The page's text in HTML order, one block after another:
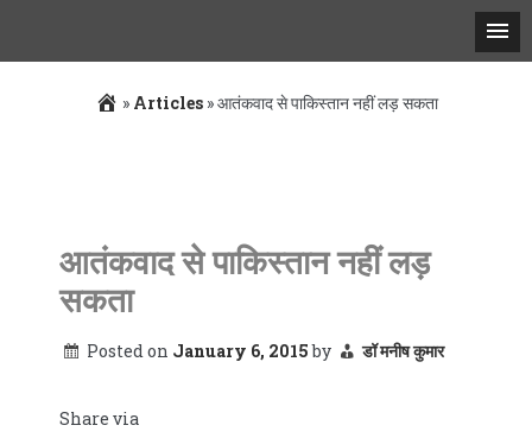
» Articles»आतंकवाद से पाकिस्तान नहीं लड़ सकता
आतंकवाद से पाकिस्तान नहीं लड़
सकता
Posted on January 6, 2015by डॉ मनीष कुमार
Share via